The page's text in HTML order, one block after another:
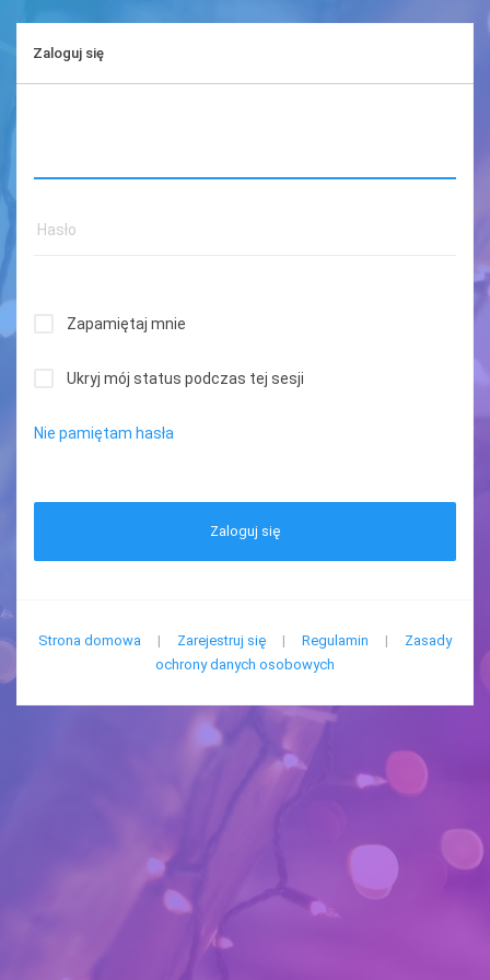
Zaloguj się
Zapamiętaj mnie
Ukryj mój status podczas tej sesji
Nie pamiętam hasła
Zaloguj się
Strona domowa | Zarejestruj się | Regulamin |
Zasady
ochrony danych osobowych